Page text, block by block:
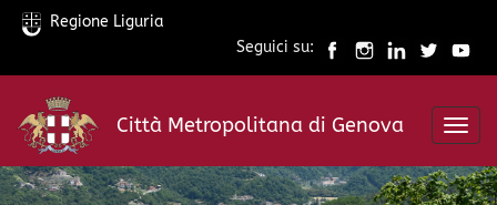
Salta
contenuto
principale
Regione Liguria
Seguici su:
Città Metropolitana di Genova